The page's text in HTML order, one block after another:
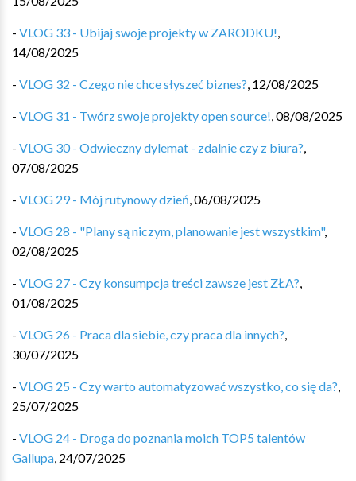
- VLOG 33 - Ubijaj swoje projekty w ZARODKU!,
14/08/2025
- VLOG 32 - Czego nie chce słyszeć biznes?, 12/08/2025
- VLOG 31 - Twórz swoje projekty open source!,08/08/2025
- VLOG 30 - Odwieczny dylemat - zdalnie czy z biura?,
07/08/2025
- VLOG 29 - Mój rutynowy dzień,06/08/2025
- VLOG 28 - "Plany są niczym, planowanie jest wszystkim",
02/08/2025
- VLOG 27 - Czy konsumpcja treści zawsze jest ZŁA?,
01/08/2025
- VLOG 26 - Praca dla siebie, czy praca dla innych?,
30/07/2025
- VLOG 25 - Czy warto automatyzować wszystko, co się da?,
25/07/2025
- VLOG 24 - Droga do poznania moich TOP5 talentów
Gallupa, 24/07/2025